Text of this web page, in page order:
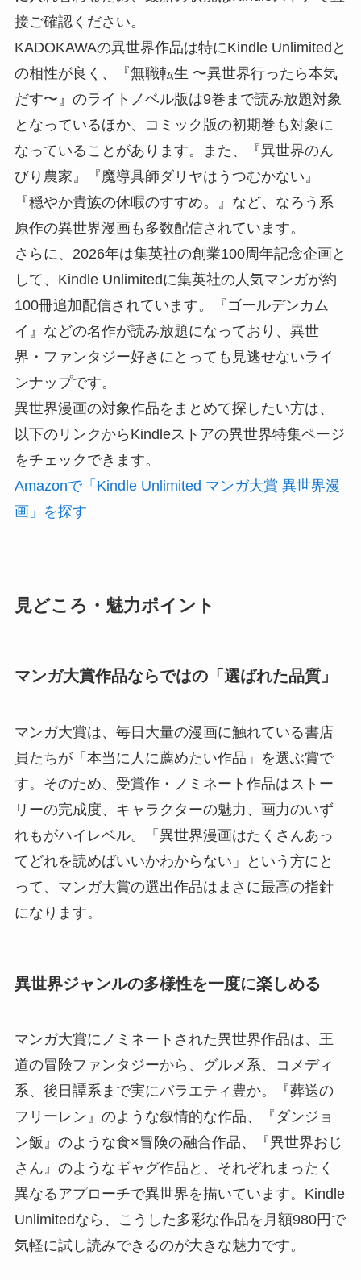
接ご確認ください。
KADOKAWAの異世界作品は特にKindle Unlimitedと
の相性が良く、『無職転生 〜異世界行ったら本気
だす〜』のライトノベル版は9巻まで読み放題対象
となっているほか、コミック版の初期巻も対象に
なっていることがあります。また、『異世界のん
びり農家』『魔導具師ダリヤはうつむかない』
『穏やか貴族の休暇のすすめ。』など、なろう系
原作の異世界漫画も多数配信されています。
さらに、2026年は集英社の創業100周年記念企画と
して、Kindle Unlimitedに集英社の人気マンガが約
100冊追加配信されています。『ゴールデンカム
イ』などの名作が読み放題になっており、異世
界・ファンタジー好きにとっても見逃せないライ
ンナップです。
異世界漫画の対象作品をまとめて探したい方は、
以下のリンクからKindleストアの異世界特集ページ
をチェックできます。
Amazonで「Kindle Unlimited マンガ大賞 異世界漫
画」を探す
見どころ・魅力ポイント
マンガ大賞作品ならではの「選ばれた品質」
マンガ大賞は、毎日大量の漫画に触れている書店
員たちが「本当に人に薦めたい作品」を選ぶ賞で
す。そのため、受賞作・ノミネート作品はストー
リーの完成度、キャラクターの魅力、画力のいず
れもがハイレベル。「異世界漫画はたくさんあっ
てどれを読めばいいかわからない」という方にと
って、マンガ大賞の選出作品はまさに最高の指針
になります。
異世界ジャンルの多様性を一度に楽しめる
マンガ大賞にノミネートされた異世界作品は、王
道の冒険ファンタジーから、グルメ系、コメディ
系、後日譚系まで実にバラエティ豊か。『葬送の
フリーレン』のような叙情的な作品、『ダンジョ
ン飯』のような食×冒険の融合作品、『異世界おじ
さん』のようなギャグ作品と、それぞれまったく
異なるアプローチで異世界を描いています。Kindle
Unlimitedなら、こうした多彩な作品を月額980円で
気軽に試し読みできるのが大きな魅力です。